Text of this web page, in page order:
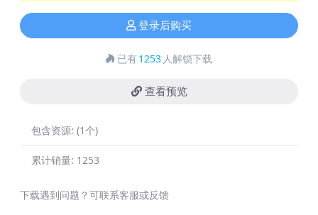
登录后购买
已有1253 人解锁下载
查看预览
包含资源: (1个)
累计销量: 1253
下载遇到问题？可联系客服或反馈